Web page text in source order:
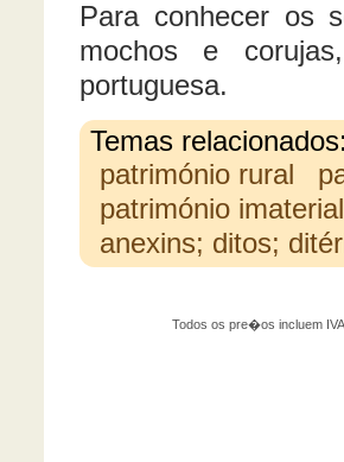
Para conhecer os
mochos e
portuguesa.
Temas relacionados:
património rural
património imaterial
anexins; ditos;
Todos os pre�os incluem